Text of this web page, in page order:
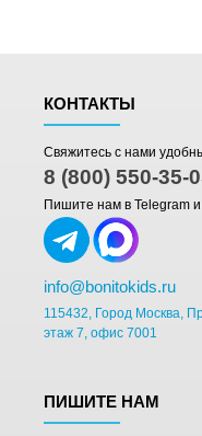
КОНТАКТЫ
Свяжитесь с нами
8 (800) 550-35-
Пишите нам в Telegram
info@bonitokids.ru
115432, Город Москва,
этаж 7, офис 7001
ПИШИТЕ НАМ